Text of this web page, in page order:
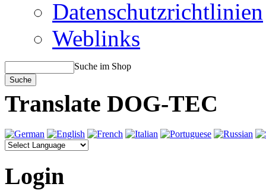
Datenschutzrichtlinien
Weblinks
Suche im Shop
Translate DOG-TEC
Login